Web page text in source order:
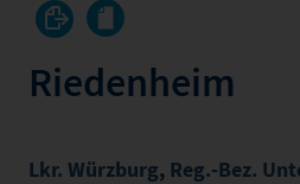
Riedenheim
Lkr. Würzburg, Reg.-Bez.